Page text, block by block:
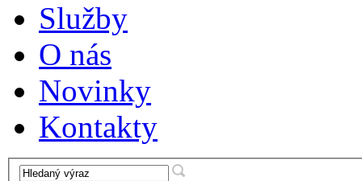
Služby
O nás
Novinky
Kontakty